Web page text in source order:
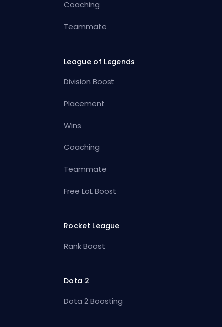
Coaching
Teammate
League of Legends
Division Boost
Placement
Wins
Coaching
Teammate
Free LoL Boost
Rocket League
Rank Boost
Dota 2
Dota 2 Boosting